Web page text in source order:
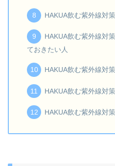
HAKUA飲む紫外線対
HAKUA飲む紫外線対
ておきたい人
HAKUA飲む紫外線対
HAKUA飲む紫外線対
HAKUA飲む紫外線対